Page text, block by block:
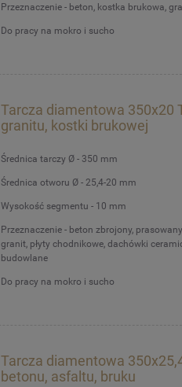
Przeznaczenie - beton, kostka brukowa,
Do pracy na mokro i sucho
Tarcza diamentowa 350x20
granitu, kostki brukowej
Średnica tarczy Ø - 350 mm
Średnica otworu Ø - 25,4-20 mm
Wysokość segmentu - 10 mm
Przeznaczenie - beton zbrojony,
granit, płyty chodnikowe, dachówki
budowlane
Do pracy na mokro i sucho
Tarcza diamentowa
betonu, asfaltu, bruku